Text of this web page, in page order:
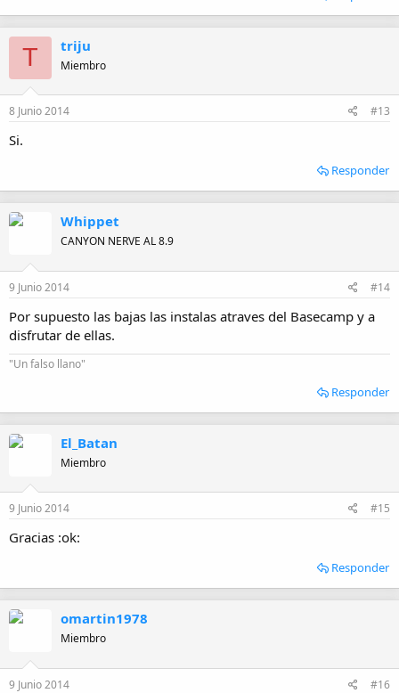
T triju
Miembro
8 Junio 2014 #13
Si.
Responder
Whippet
CANYON NERVE AL 8.9
9 Junio 2014 #14
Por supuesto las bajas las instalas atraves del Basecamp y a
disfrutar de ellas.
"Un falso llano"
Responder
El_Batan
Miembro
9 Junio 2014 #15
Gracias :ok:
Responder
omartin1978
Miembro
9 Junio 2014 #16